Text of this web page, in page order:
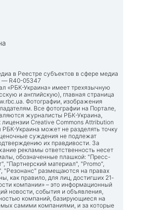
в Реестре субъектов в сфере медиа
— R40-05347
«РБК-Украина» имеет трехязычную
и английскую), главная страница
. Фотографии, изображения
Все фотографии на Портале,
журналисты РБК-Украина,
Creative Commons Attribution
Украина может не разделять точку
суждения не подлежат
их правдивости. За
рекламы ответственность несет
обозначенные плашкой: "Пресс-
"Партнерский материал", "Promo",
"Резонанс" размещаются на правах
как правило, для лиц, достигших 21-
компании» – это информационный
новости, события и объявления,
компаний, базирующиеся на
самими компаниями, и за которые